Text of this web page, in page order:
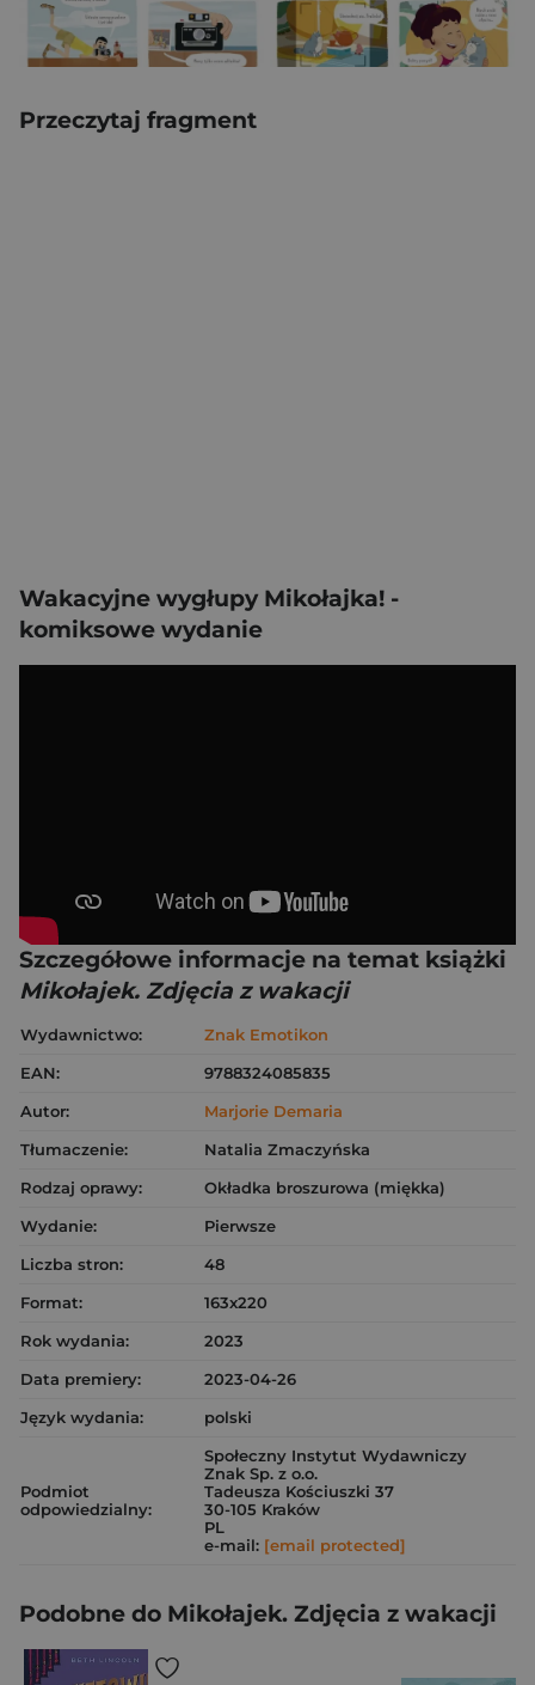
Przeczytaj fragment
Wakacyjne wygłupy Mikołajka! -
komiksowe wydanie
Szczegółowe informacje na temat książki
Mikołajek. Zdjęcia z wakacji
Wydawnictwo:
Znak Emotikon
EAN:
9788324085835
Autor:
Marjorie Demaria
Tłumaczenie:
Natalia Zmaczyńska
Rodzaj oprawy:
Okładka broszurowa (miękka)
Wydanie:
Pierwsze
Liczba stron:
48
Format:
163x220
Rok wydania:
2023
Data premiery:
2023-04-26
Język wydania:
polski
Podmiot
odpowiedzialny:
Społeczny Instytut Wydawniczy
Znak Sp. z o.o.
Tadeusza Kościuszki 37
30-105 Kraków
PL
e-mail: [email protected]
Podobne do Mikołajek. Zdjęcia z wakacji